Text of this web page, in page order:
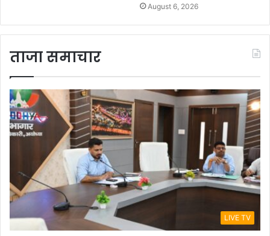
August 6, 2026
ताजा समाचार
LIVE TV